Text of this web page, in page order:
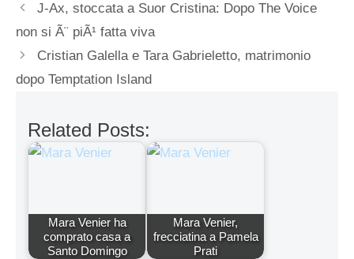
J-Ax, stoccata a Suor Cristina: Dopo The Voice
non si Ã¨ piÃ¹ fatta viva
Cristian Galella e Tara Gabrieletto, matrimonio
dopo Temptation Island
Related Posts:
Mara Venier ha
comprato casa a
Santo Domingo
Mara Venier,
frecciatina a Pamela
Prati